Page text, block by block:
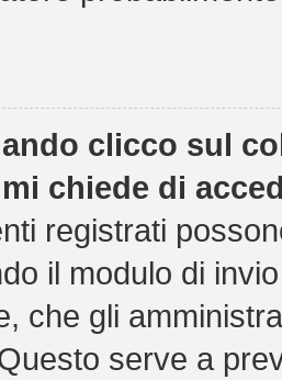
clicco sul
chiede di
registrati
il modulo di
che gli
serve a